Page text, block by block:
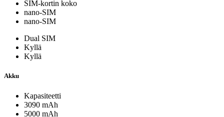
SIM-kortin koko
nano-SIM
nano-SIM
Dual SIM
Kyllä
Kyllä
Akku
Kapasiteetti
3090 mAh
5000 mAh